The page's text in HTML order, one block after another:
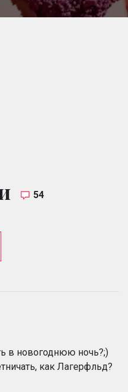
54
в новогоднюю ночь?;)
как Лагерфльд?